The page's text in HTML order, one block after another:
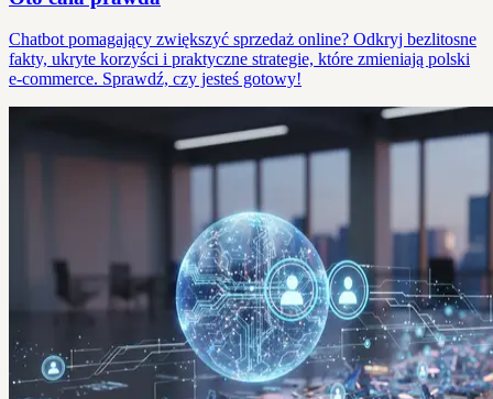
Chatbot pomagający zwiększyć sprzedaż online? Odkryj bezlitosne
fakty, ukryte korzyści i praktyczne strategie, które zmieniają polski
e-commerce. Sprawdź, czy jesteś gotowy!